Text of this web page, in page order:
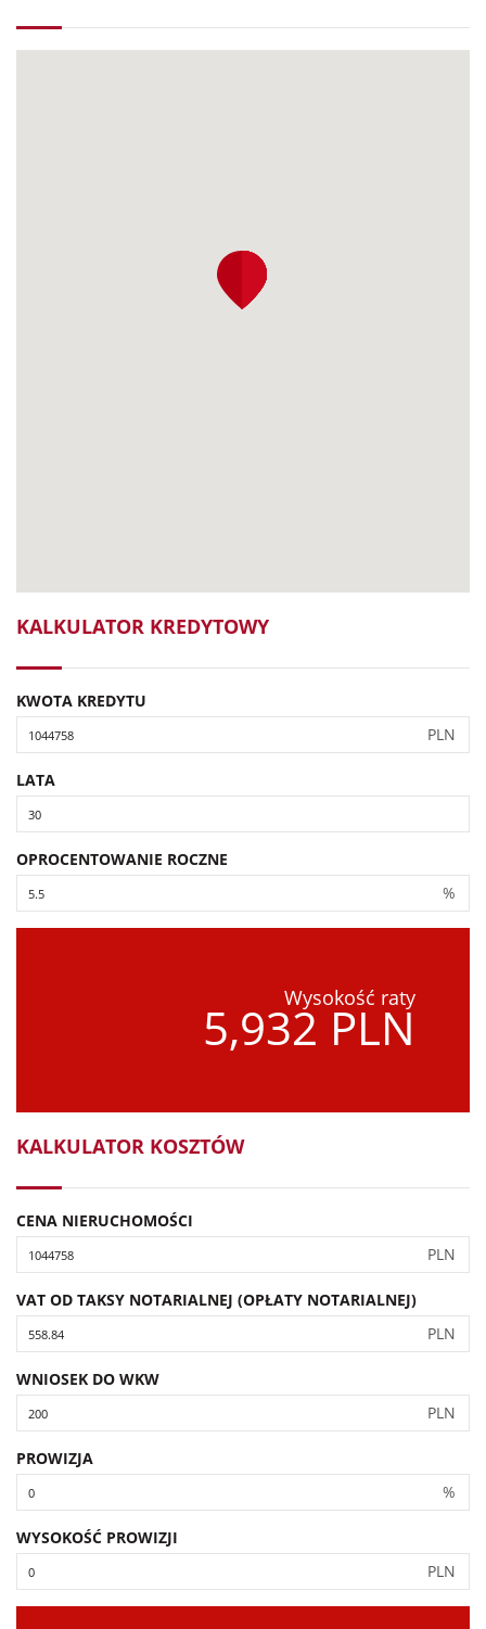
KALKULATOR KREDYTOWY
KWOTA KREDYTU
PLN
LATA
OPROCENTOWANIE ROCZNE
%
Wysokość raty
5,932 PLN
KALKULATOR KOSZTÓW
CENA NIERUCHOMOŚCI
PLN
VAT OD TAKSY NOTARIALNEJ (OPŁATY NOTARIALNEJ)
PLN
WNIOSEK DO WKW
PLN
PROWIZJA
%
WYSOKOŚĆ PROWIZJI
PLN